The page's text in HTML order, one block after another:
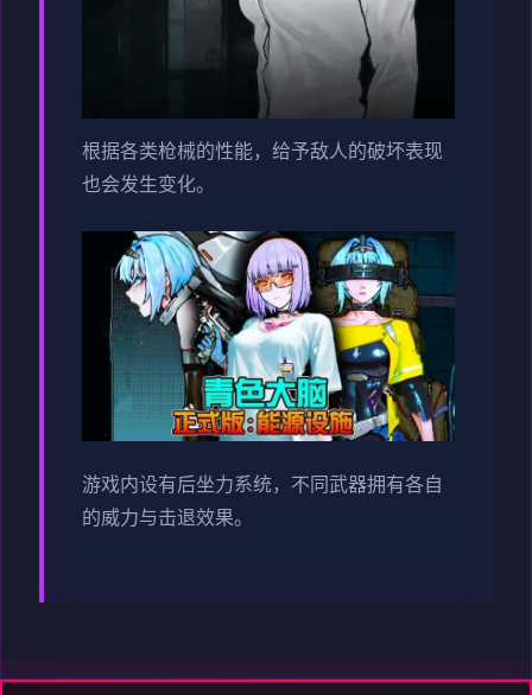
根据各类枪械的性能，给予敌人的破坏表现
也会发生变化。
游戏内设有后坐力系统，不同武器拥有各自
的威力与击退效果。